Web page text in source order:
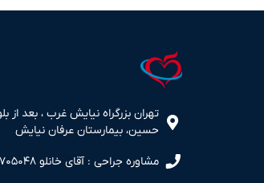
تهران بزرگراه نیایش غرب ، بعد از
حسین، بیمارستان عرفان نیایش
مشاوره جراحی : آقای خانلو ۰۹۱۲۴۷۰۵۰۴۸